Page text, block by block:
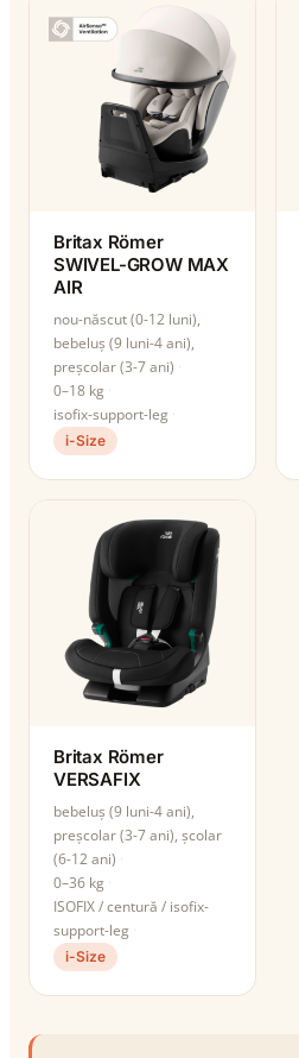
Britax Römer
SWIVEL-GROW MAX
AIR
nou-născut (0-12 luni),
bebeluș (9 luni-4 ani),
preșcolar (3-7 ani)
0–18 kg
isofix-support-leg
i-Size
Britax Römer
VERSAFIX
bebeluș (9 luni-4 ani),
preșcolar (3-7 ani), școlar
(6-12 ani)
0–36 kg
ISOFIX / centură / isofix-
support-leg
i-Size